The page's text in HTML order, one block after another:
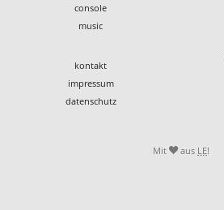
console
music
kontakt
impressum
datenschutz
Mit aus LE!